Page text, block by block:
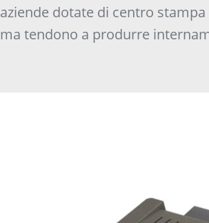
aziende dotate di centro
ma tendono a produrre